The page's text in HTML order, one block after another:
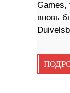
Games,
вновь